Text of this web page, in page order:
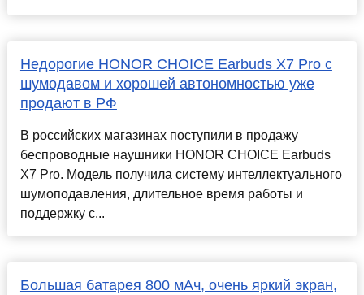
Недорогие HONOR CHOICE Earbuds X7 Pro с
шумодавом и хорошей автономностью уже
продают в РФ
В российских магазинах поступили в продажу
беспроводные наушники HONOR CHOICE Earbuds
X7 Pro. Модель получила систему интеллектуального
шумоподавления, длительное время работы и
поддержку с...
Большая батарея 800 мАч, очень яркий экран,